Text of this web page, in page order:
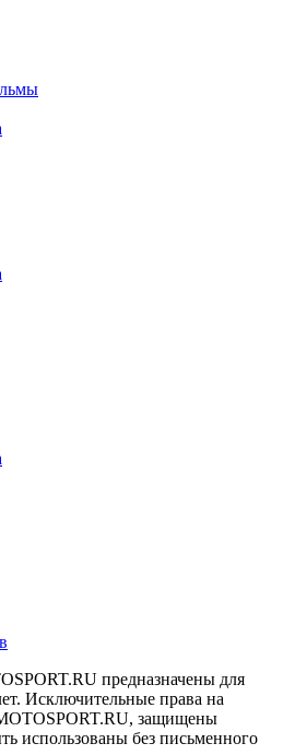
предназначены для
Исключительные права на
защищены
использованы без письменного